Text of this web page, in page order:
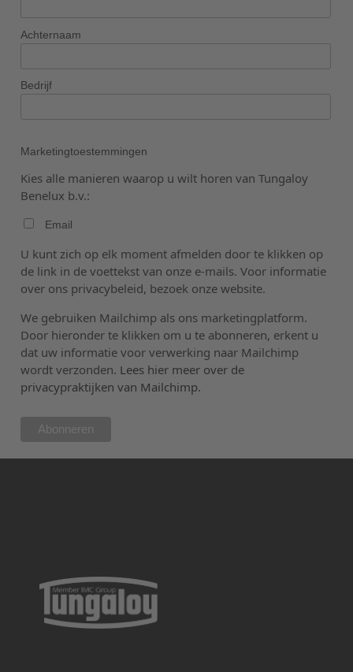
Achternaam
Bedrijf
Marketingtoestemmingen
Kies alle manieren waarop u wilt horen van Tungaloy
Benelux b.v.:
Email
U kunt zich op elk moment afmelden door te klikken op
de link in de voettekst van onze e-mails. Voor informatie
over ons privacybeleid, bezoek onze website.
We gebruiken Mailchimp als ons marketingplatform.
Door hieronder te klikken om u te abonneren, erkent u
dat uw informatie voor verwerking naar Mailchimp
wordt verzonden. Lees hier meer over de
privacypraktijken van Mailchimp.